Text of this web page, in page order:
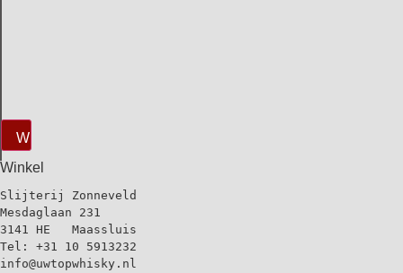
Wissen
Winkel
Slijterij Zonneveld
Mesdaglaan 231
3141 HE   Maassluis
Tel: +31 10 5913232
info@uwtopwhisky.nl